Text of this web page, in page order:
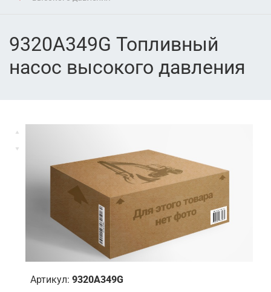
9320A349G Топливный
насос высокого давления
Артикул: 9320A349G